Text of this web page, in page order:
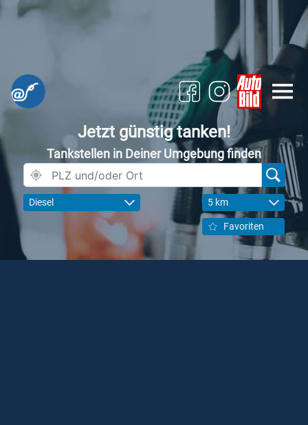
Jetzt günstig tanken!
Tankstellen in Deiner Umgebung finden
Diesel 5 km
Favoriten